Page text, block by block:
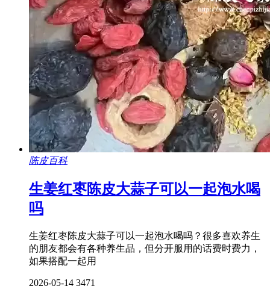
陈皮百科
生姜红枣陈皮大蒜子可以一起泡水喝
吗
生姜红枣陈皮大蒜子可以一起泡水喝吗？很多喜欢养生
的朋友都会有各种养生品，但分开服用的话费时费力，
如果搭配一起用
2026-05-14 3471